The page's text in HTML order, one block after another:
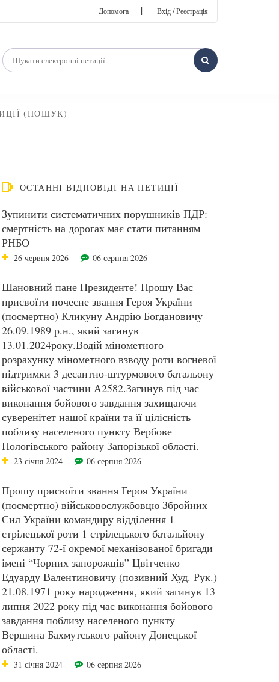
Допомога | Вхід / Реєстрація
(ПОШУК)
ОСТАННІ ВІДПОВІДІ НА ПЕТИЦІЇ
Зупинити систематичних порушників ПДР:
смертність на дорогах має стати питанням
РНБО
26 червня 2026 06 серпня 2026
Шановний пане Президенте! Прошу Вас
присвоїти почесне звання Героя України
(посмертно) Кликуну Андрію Богдановичу
26.09.1989 р.н., який загинув
13.01.2024року.Водій мінометного
розрахунку мінометного взводу роти вогневої
підтримки 3 десантно-штурмового батальону
військової частини А2582.Загинув під час
виконання бойового завдання захищаючи
суверенітет нашої країни та її цілісність
поблизу населеного пункту Вербове
Пологівського району Запорізької області.
23 січня 2024 06 серпня 2026
Прошу присвоїти звання Героя України
(посмертно) військовослужбовцю Збройних
Сил України командиру відділення 1
стрілецької роти 1 стрілецького батальйону
сержанту 72-ї окремої механізованої бригади
імені “Чорних запорожців” Цвітченко
Едуарду Валентиновичу (позивний Худ. Рук.)
21.08.1971 року народження, який загинув 13
липня 2022 року під час виконання бойового
завдання поблизу населеного пункту
Вершина Бахмутського району Донецької
області.
31 січня 2024 06 серпня 2026